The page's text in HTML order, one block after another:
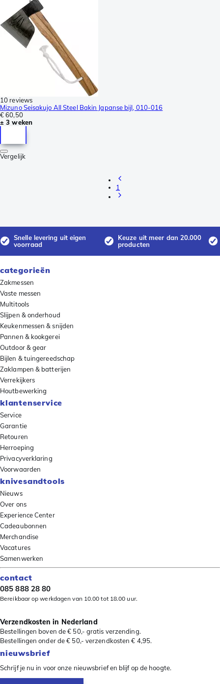
10 reviews
Mizuno Seisakujo All Steel Bakin Japanse bijl, 010-016
€ 60,50
± 3 weken
Vergelijk
1
Snelle levering uit eigen
voorraad
Keuze uit meer dan 20.000
producten
categorieën
Zakmessen
Vaste messen
Multitools
Slijpen & onderhoud
Keukenmessen & snijden
Pannen & kookgerei
Outdoor & gear
Bijlen & tuingereedschap
Zaklampen & batterijen
Verrekijkers
Houtbewerking
klantenservice
Service
Garantie
Retouren
Herroeping
Privacyverklaring
Voorwaarden
knivesandtools
Nieuws
Over ons
Experience Center
Cadeaubonnen
Merchandise
Vacatures
Samenwerken
contact
085 888 28 80
Bereikbaar op werkdagen van 10.00 tot 18.00 uur.
Verzendkosten in Nederland
Bestellingen boven de € 50,- gratis verzending.
Bestellingen onder de € 50,- verzendkosten € 4,95.
nieuwsbrief
Schrijf je nu in voor onze nieuwsbrief en blijf op de hoogte.